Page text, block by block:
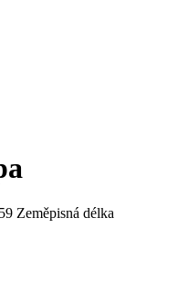
Zeměpisná délka